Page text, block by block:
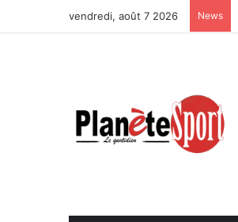
vendredi, août 7 2026 News